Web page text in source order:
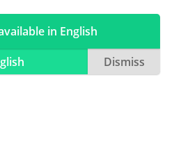
in English
Dismiss